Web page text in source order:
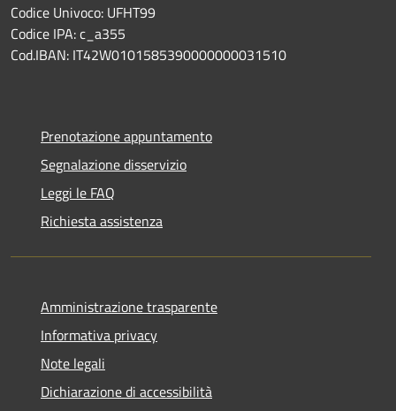
Codice Univoco: UFHT99
Codice IPA: c_a355
Cod.IBAN: IT42W0101585390000000031510
Prenotazione appuntamento
Segnalazione disservizio
Leggi le FAQ
Richiesta assistenza
Amministrazione trasparente
Informativa privacy
Note legali
Dichiarazione di accessibilità